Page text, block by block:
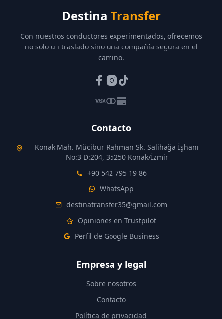
Destina Transfer
Con nuestros conductores experimentados, ofrecemos
no solo un traslado sino una compañía segura en el
camino.
Contacto
Konak Mah. Mücibur Rahman Sk. Salihağa İşhanı
No:3 D:204, 35250 Konak/İzmir
+90 542 795 19 86
WhatsApp
destinatransfer35@gmail.com
Opiniones en Trustpilot
Perfil de Google Business
Empresa y legal
Sobre nosotros
Contacto
Política de privacidad